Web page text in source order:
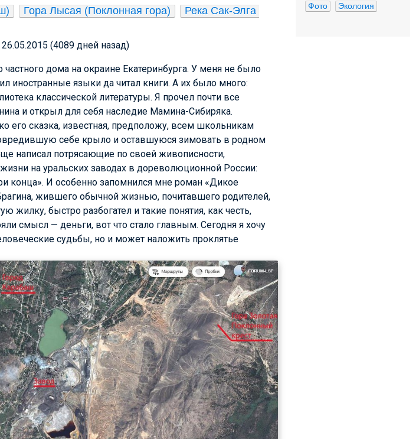
Гора Лысая (Поклонная гора)
Река Сак-Элга
26.05.2015 (4089 дней назад)
частного дома на окраине Екатеринбурга. У меня не было
иностранные языки да читал книги. А их было много:
классической литературы. Я прочел почти все
и открыл для себя наследие Мамина-Сибиряка.
его сказка, известная, предположу, всем школьникам
себе крыло и оставшуюся зимовать в родном
написал потрясающие по своей живописности,
на уральских заводах в дореволюционной России:
конца». И особенно запомнился мне роман «Дикое
жившего обычной жизнью, почитавшего родителей,
быстро разбогател и такие понятия, как честь,
смысл — деньги, вот что стало главным. Сегодня я хочу
судьбы, но и может наложить проклятье
Фото
Экология